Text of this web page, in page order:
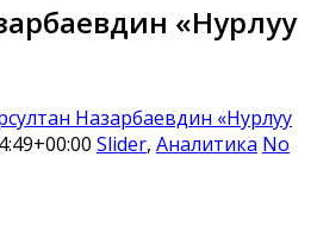
«Нурлуу
Назарбаевдин «Нурлуу
Slider, Аналитика No